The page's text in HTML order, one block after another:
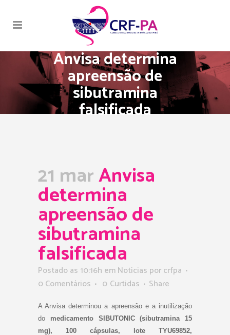
Anvisa determina
apreensão de
sibutramina
falsificada
21 marAnvisa
determina
apreensão de
sibutramina
falsificada
Postado as 10:16h emNotícias porcrfpa
0 Comentários
0 Curtidas Share
A Anvisa determinou a apreensão e a inutilização
do medicamento SIBUTONIC (sibutramina 15
mg), 100 cápsulas, lote TYU69852,